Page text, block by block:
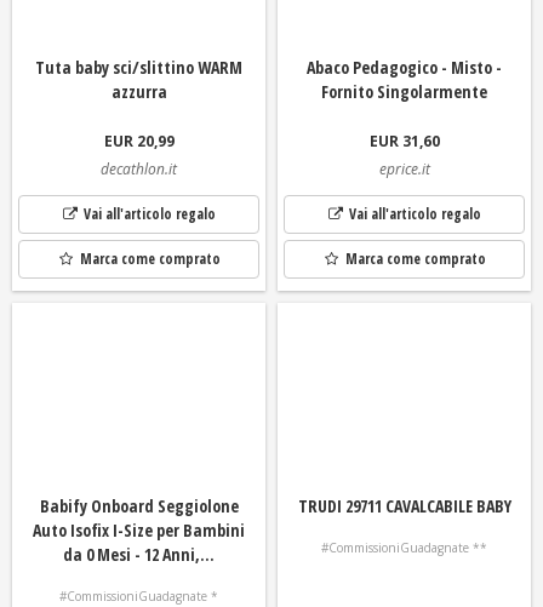
Tuta baby sci/slittino WARM
azzurra
EUR 20,99
decathlon.it
Vai all'articolo regalo
Marca come comprato
Abaco Pedagogico - Misto -
Fornito Singolarmente
EUR 31,60
eprice.it
Vai all'articolo regalo
Marca come comprato
Babify Onboard Seggiolone
Auto Isofix I-Size per Bambini
da 0 Mesi - 12 Anni,...
#CommissioniGuadagnate *
TRUDI 29711 CAVALCABILE BABY
#CommissioniGuadagnate **